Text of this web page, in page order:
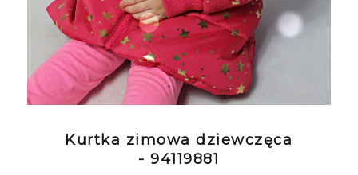
Kurtka zimowa dziewczęca
- 94119881